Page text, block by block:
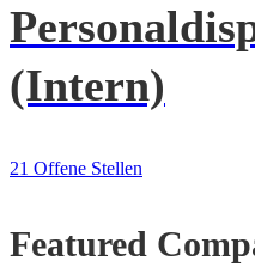
(Intern)
21 Offene Stellen
Featured